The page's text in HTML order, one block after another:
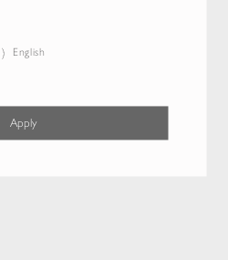
English
Apply